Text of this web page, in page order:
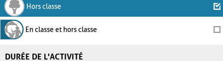
Hors classe
En classe et hors classe
DURÉE DE L'ACTIVITÉ